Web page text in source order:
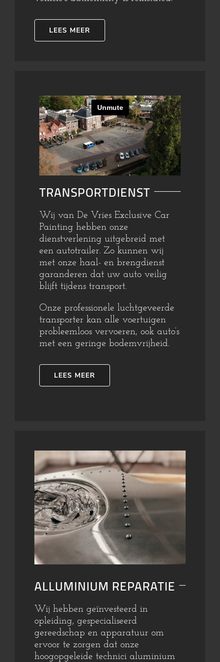
LEES MEER
TRANSPORTDIENST
Wij van De Vries Exclusive Car
Painting hebben onze
dienstverlening uitgebreid met
een autotrailer. Zo kunnen wij
met onze haal- en brengdienst
garanderen dat uw auto veilig
blijft tijdens transport.
Onze professionele luchtgeveerde
transporter kan alle voertuigen
probleemloos vervoeren, ook auto’s
met een geringe bodemvrijheid.
LEES MEER
ALLUMINIUM REPARATIE
Wij hebben geïnvesteerd in
opleiding, gespecialiseerd
gereedschap en apparatuur om
ervoor te zorgen dat onze
hoogopgeleide technici aluminium